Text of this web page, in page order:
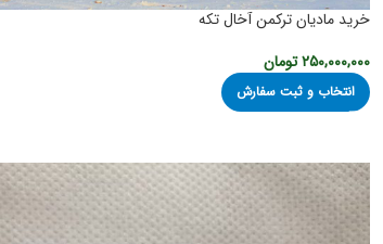
خرید مادیان ترکمن آخال تکه
۲۵۰,۰۰۰,۰۰۰تومان
انتخاب و ثبت سفارش